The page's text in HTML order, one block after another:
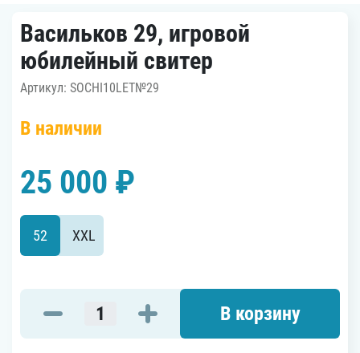
Васильков 29, игровой
юбилейный свитер
Артикул: SOCHI10LET№29
В наличии
25 000 ₽
52 XXL
В корзину